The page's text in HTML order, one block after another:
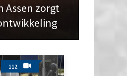
Assen zorgt
112